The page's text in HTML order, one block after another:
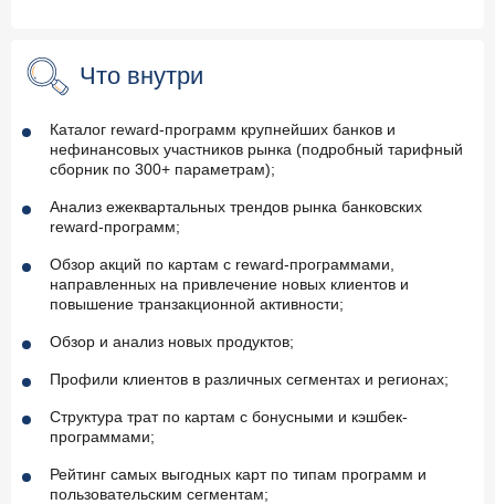
Что внутри
Каталог reward-программ крупнейших банков и
нефинансовых участников рынка (подробный тарифный
сборник по 300+ параметрам);
Анализ ежеквартальных трендов рынка банковских
reward-программ;
Обзор акций по картам с reward-программами,
направленных на привлечение новых клиентов и
повышение транзакционной активности;
Обзор и анализ новых продуктов;
Профили клиентов в различных сегментах и регионах;
Структура трат по картам с бонусными и кэшбек-
программами;
Рейтинг самых выгодных карт по типам программ и
пользовательским сегментам;